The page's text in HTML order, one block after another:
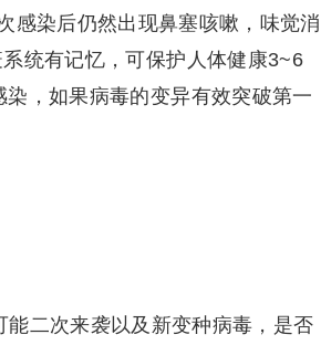
感染后仍然出现鼻塞咳嗽，味觉消
统有记忆，可保护人体健康3~6
，如果病毒的变异有效突破第一
能二次来袭以及新变种病毒，是否